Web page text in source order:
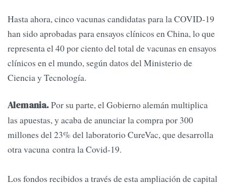
Hasta ahora, cinco vacunas candidatas para la COVID-19
han sido aprobadas para ensayos clínicos en China, lo que
representa el 40 por ciento del total de vacunas en ensayos
clínicos en el mundo, según datos del Ministerio de
Ciencia y Tecnología.
Alemania.Por su parte, el Gobierno alemán multiplica
las apuestas, y acaba de anunciar la compra por 300
millones del 23% del laboratorio CureVac, que desarrolla
otra vacuna contra la Covid-19.
Los fondos recibidos a través de esta ampliación de capital